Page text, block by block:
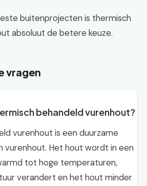
buitenprojecten is thermisch
absoluut de betere keuze.
vragen
behandeld vurenhout?
vurenhout is een duurzame
vurenhout. Het hout wordt in een
tot hoge temperaturen,
verandert en het hout minder